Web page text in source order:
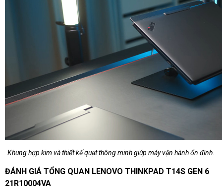
Khung hợp kim và thiết kế quạt thông minh giúp máy vận hành ổn định.
ĐÁNH GIÁ TỔNG QUAN LENOVO THINKPAD T14S GEN 6
21R10004VA